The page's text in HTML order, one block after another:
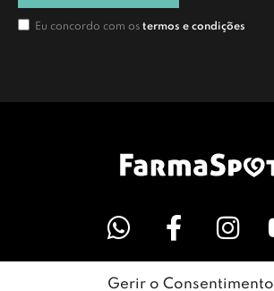
Gerir o Consentimento
Eu concordo com os termos e condições